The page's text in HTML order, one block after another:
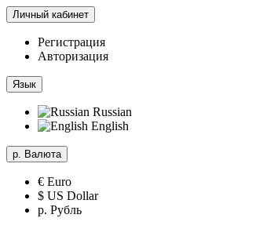
Личный кабинет
Регистрация
Авторизация
Язык
Russian
English
р. Валюта
€ Euro
$ US Dollar
р. Рубль